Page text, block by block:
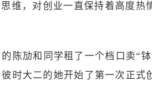
维，对创业一直保持着高度热
陈劢和同学租了一个档口卖“
时大二的她开始了第一次正式